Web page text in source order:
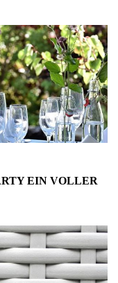
EIN VOLLER